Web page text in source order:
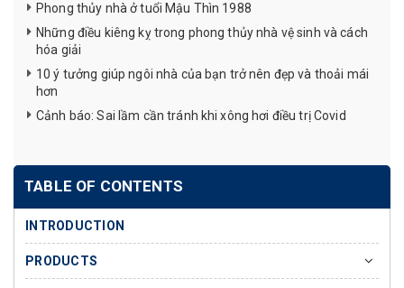
Phong thủy nhà ở tuổi Mậu Thìn 1988
Những điều kiêng kỵ trong phong thủy nhà vệ sinh và cách
hóa giải
10 ý tưởng giúp ngôi nhà của bạn trở nên đẹp và thoải mái
hơn
Cảnh báo: Sai lầm cần tránh khi xông hơi điều trị Covid
TABLE OF CONTENTS
INTRODUCTION
PRODUCTS